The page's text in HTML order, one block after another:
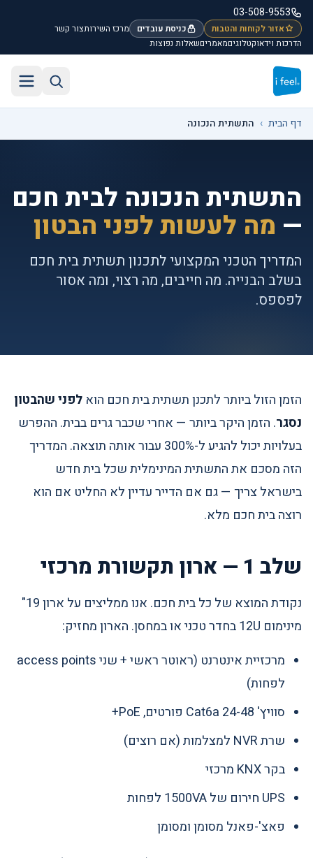
דלג לתוכן הראשי
03-508-9553
אזור לקוחות והטבות כניסת עובדים מרכז השירותצור קשר
הדרכות וידאוקטלוגיםמאמריםשאלות נפוצות
דף הבית › התשתית הנכונה
התשתית הנכונה לבית חכם
— מה לעשות לפני הבטון
המדריך הטכני המקצועי לתכנון תשתית בית חכם
בשלב הבנייה. מה חייבים, מה רצוי, ומה אסור
לפספס.
הזמן הזול ביותר לתכנן תשתית בית חכם הוא לפני שהבטון
נסגר. הזמן היקר ביותר — אחרי שכבר גרים בבית. ההפרש
בעלויות יכול להגיע ל-300% עבור אותה תוצאה. המדריך
הזה מסכם את התשתית המינימלית שכל בית חדש
בישראל צריך — גם אם הדייר עדיין לא החליט אם הוא
רוצה בית חכם מלא.
שלב 1 — ארון תקשורת מרכזי
נקודת המוצא של כל בית חכם. אנו ממליצים על ארון 19"
מינימום 12U בחדר טכני או במחסן. הארון מחזיק:
מרכזיית אינטרנט (ראוטר ראשי + שני access points
לפחות)
סוויץ' Cat6a 24-48 פורטים, PoE+
שרת NVR למצלמות (אם רוצים)
בקר KNX מרכזי
UPS חירום של 1500VA לפחות
פאצ'-פאנל מסומן ומסומן